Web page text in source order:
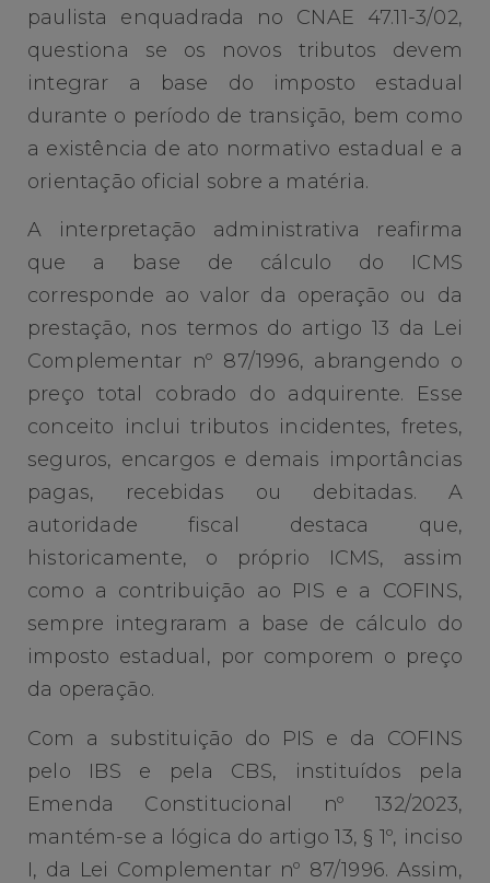
paulista enquadrada no CNAE 47.11-3/02,
questiona se os novos tributos devem
integrar a base do imposto estadual
durante o período de transição, bem como
a existência de ato normativo estadual e a
orientação oficial sobre a matéria.
A interpretação administrativa reafirma
que a base de cálculo do ICMS
corresponde ao valor da operação ou da
prestação, nos termos do artigo 13 da Lei
Complementar nº 87/1996, abrangendo o
preço total cobrado do adquirente. Esse
conceito inclui tributos incidentes, fretes,
seguros, encargos e demais importâncias
pagas, recebidas ou debitadas. A
autoridade fiscal destaca que,
historicamente, o próprio ICMS, assim
como a contribuição ao PIS e a COFINS,
sempre integraram a base de cálculo do
imposto estadual, por comporem o preço
da operação.
Com a substituição do PIS e da COFINS
pelo IBS e pela CBS, instituídos pela
Emenda Constitucional nº 132/2023,
mantém-se a lógica do artigo 13, § 1º, inciso
I, da Lei Complementar nº 87/1996. Assim,